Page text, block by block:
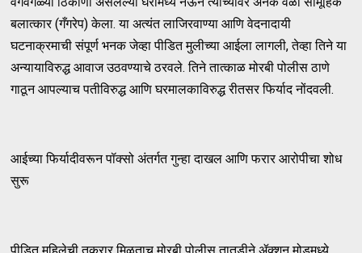
बलात्कार (गँगरेप) केला. या अत्यंत लाजिरवाण्या आणि वेदनादायी
घटनाक्रमाची संपूर्ण भनक जेव्हा पीडित मुलीच्या आईला लागली, तेव्हा तिने या
अन्यायाविरुद्ध आवाज उठवण्याचे ठरवले. तिने तात्काळ मोरबी पोलीस ठाणे
गाठून आपल्याच पतीविरुद्ध आणि घरमालकाविरुद्ध रीतसर फिर्याद नोंदवली.
आईच्या फिर्यादीवरून पॉक्सो अंतर्गत गुन्हा दाखल आणि फरार आरोपीचा शोध
सुरू